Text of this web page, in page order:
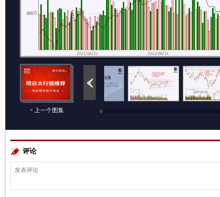
< 上一个图集
评论